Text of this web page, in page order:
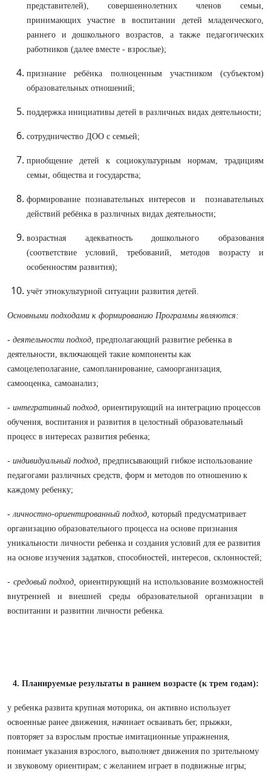
представителей), совершеннолетних членов семьи,
принимающих участие в воспитании детей младенческого,
раннего и дошкольного возрастов, а также педагогических
работников (далее вместе - взрослые);
признание ребёнка полноценным участником (субъектом)
образовательных отношений;
поддержка инициативы детей в различных видах деятельности;
сотрудничество ДОО с семьей;
приобщение детей к социокультурным нормам, традициям
семьи, общества и государства;
формирование познавательных интересов и познавательных
действий ребёнка в различных видах деятельности;
возрастная адекватность дошкольного образования
(соответствие условий, требований, методов возрасту и
особенностям развития);
учёт этнокультурной ситуации развития детей.
Основными подходами к формированию Программы являются:
- деятельности подход, предполагающий развитие ребенка в
деятельности, включающей такие компоненты как
самоцелеполагание, самопланирование, самоорганизация,
самооценка, самоанализ;
- интегративный подход, ориентирующий на интеграцию процессов
обучения, воспитания и развития в целостный образовательный
процесс в интересах развития ребенка;
- индивидуальный подход, предписывающий гибкое использование
педагогами различных средств, форм и методов по отношению к
каждому ребенку;
-личностно-ориентированный подход, который предусматривает
организацию образовательного процесса на основе признания
уникальности личности ребенка и создания условий для ее развития
на основе изучения задатков, способностей, интересов, склонностей;
- cредовый подход, ориентирующий на использование возможностей
внутренней и внешней среды образовательной организации в
воспитании и развитии личности ребенка.
​​​​​​​4. Планируемые результаты в раннем возрасте (к трем годам):
у ребенка развита крупная моторика, он активно использует
освоенные ранее движения, начинает осваивать бег, прыжки,
повторяет за взрослым простые имитационные упражнения,
понимает указания взрослого, выполняет движения по зрительному
и звуковому ориентирам; с желанием играет в подвижные игры;